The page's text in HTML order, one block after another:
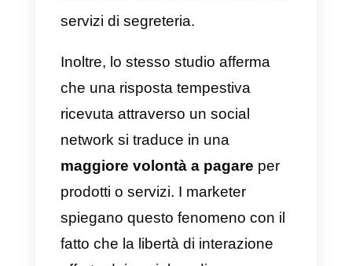
velocemente.
Quindi,costruendo un sito web
visivamente piacevole
cui la fidelizzazione e la
produttività degli utenti, e la
fedeltà dei clienti. Inoltre, gli utenti
che trovano le informazioni